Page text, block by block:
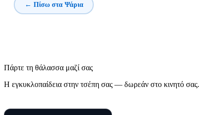
← Πίσω στα Ψάρια
Πάρτε τη θάλασσα μαζί σας
Η εγκυκλοπαίδεια στην τσέπη σας — δωρεάν στο κινητό σας.